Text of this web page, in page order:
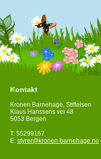
Kontakt
Kronen Barnehage, Stiftelsen
Klaus Hanssens vei 48
5053 Bergen
T: 55299167
E: styrer@kronen-barnehage.no